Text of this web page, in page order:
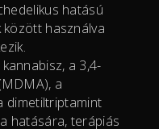
hatású
között használva
a 3,4-
a
dimetiltriptamint
hatására, terápiás